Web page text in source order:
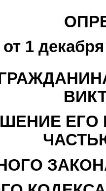
от 1